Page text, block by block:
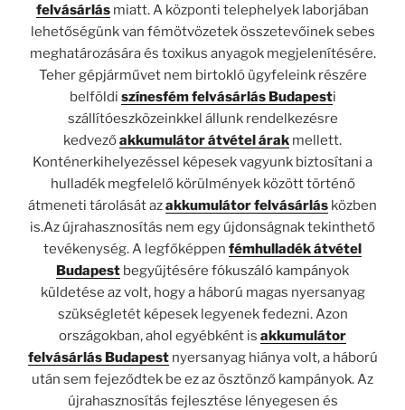
felvásárlás miatt. A központi telephelyek laborjában
lehetőségünk van fémötvözetek összetevőinek sebes
meghatározására és toxikus anyagok megjelenítésére.
Teher gépjárművet nem birtokló ügyfeleink részére
belföldi színesfém felvásárlás Budapesti
szállítóeszközeinkkel állunk rendelkezésre
kedvezőakkumulátor átvétel árak mellett.
Konténerkihelyezéssel képesek vagyunk biztosítani a
hulladék megfelelő körülmények között történő
átmeneti tárolását azakkumulátor felvásárlás közben
is.Az újrahasznosítás nem egy újdonságnak tekinthető
tevékenység. A legfőképpen fémhulladék átvétel
Budapest begyűjtésére fókuszáló kampányok
küldetése az volt, hogy a háború magas nyersanyag
szükségletét képesek legyenek fedezni. Azon
országokban, ahol egyébként is akkumulátor
felvásárlás Budapestnyersanyag hiánya volt, a háború
után sem fejeződtek be ez az ösztönző kampányok. Az
újrahasznosítás fejlesztése lényegesen és